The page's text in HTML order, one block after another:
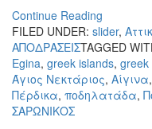
Continue Reading
FILED UNDER: slider,
ΑΠΟΔΡΑΣΕΙΣTAGGED
Egina, greek islands, greek
Άγιος Νεκτάριος, Αίγινα,
Πέρδικα, ποδηλατάδα,
ΣΑΡΩΝΙΚΟΣ